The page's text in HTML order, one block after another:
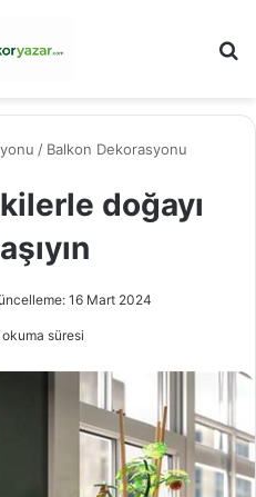
/ Balkon Dekorasyonu
doğayı
16 Mart 2024
süresi